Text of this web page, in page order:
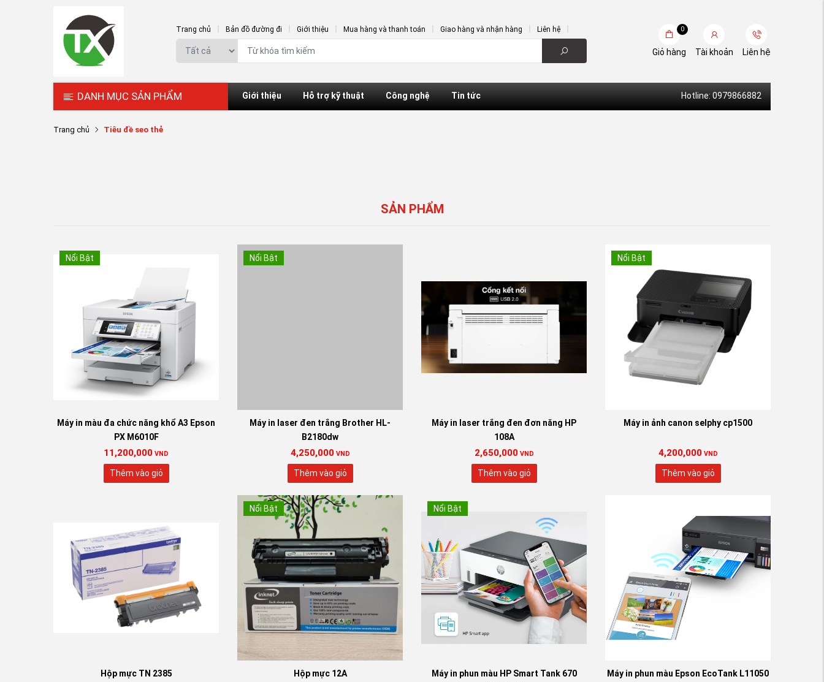
Trang chủ Bản đồ đường đi Giới thiệu Mua hàng và thanh toán Giao hàng và nhận hàng Liên hệ 0
Giỏ hàng Tài khoản Liên hệ
DANH MỤC SẢN PHẨM Giới thiệu Hỗ trợ kỹ thuật Công nghệ Tin tức Hotline: 0979866882
Trang chủ Tiêu đề seo thẻ
SẢN PHẨM
Nổi Bật
Máy in màu đa chức năng khổ A3 Epson
PX M6010F
11,200,000 VND
Thêm vào giỏ
Nổi Bật
Máy in laser đen trắng Brother HL-
B2180dw
4,250,000 VND
Thêm vào giỏ
Máy in laser trắng đen đơn năng HP
108A
2,650,000 VND
Thêm vào giỏ
Nổi Bật
Máy in ảnh canon selphy cp1500
4,200,000 VND
Thêm vào giỏ
Hộp mực TN 2385
Nổi Bật
Hộp mực 12A
Nổi Bật
Máy in phun màu HP Smart Tank 670
Máy in phun màu Epson EcoTank L11050
Lựa chọn:
790 Xanh 790 Đỏ
Xóa